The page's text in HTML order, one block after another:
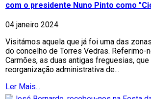
com o presidente Nuno Pinto como
04 janeiro 2024
Visitámos aquela que já foi uma das
do concelho de Torres Vedras. Referimo-
Carmões, as duas antigas freguesias, que
reorganização administrativa de...
Ler Mais...